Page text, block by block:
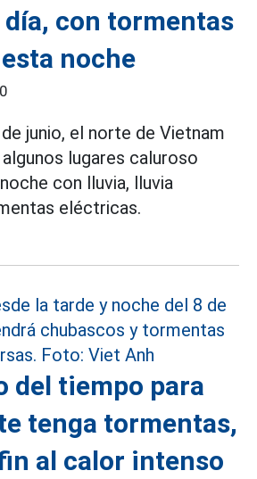
con tormentas
noche
junio, el norte de Vietnam
lugares caluroso
con lluvia, lluvia
eléctricas.
del tiempo para
tenga tormentas,
al calor intenso